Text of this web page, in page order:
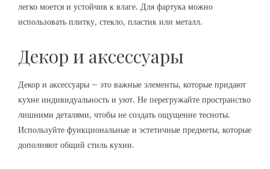
легко моется и устойчив к влаге. Для фартука можно
использовать плитку, стекло, пластик или металл.
Декор и аксессуары
Декор и аксессуары – это важные элементы, которые придают
кухне индивидуальность и уют. Не перегружайте пространство
лишними деталями, чтобы не создать ощущение тесноты.
Используйте функциональные и эстетичные предметы, которые
дополняют общий стиль кухни.